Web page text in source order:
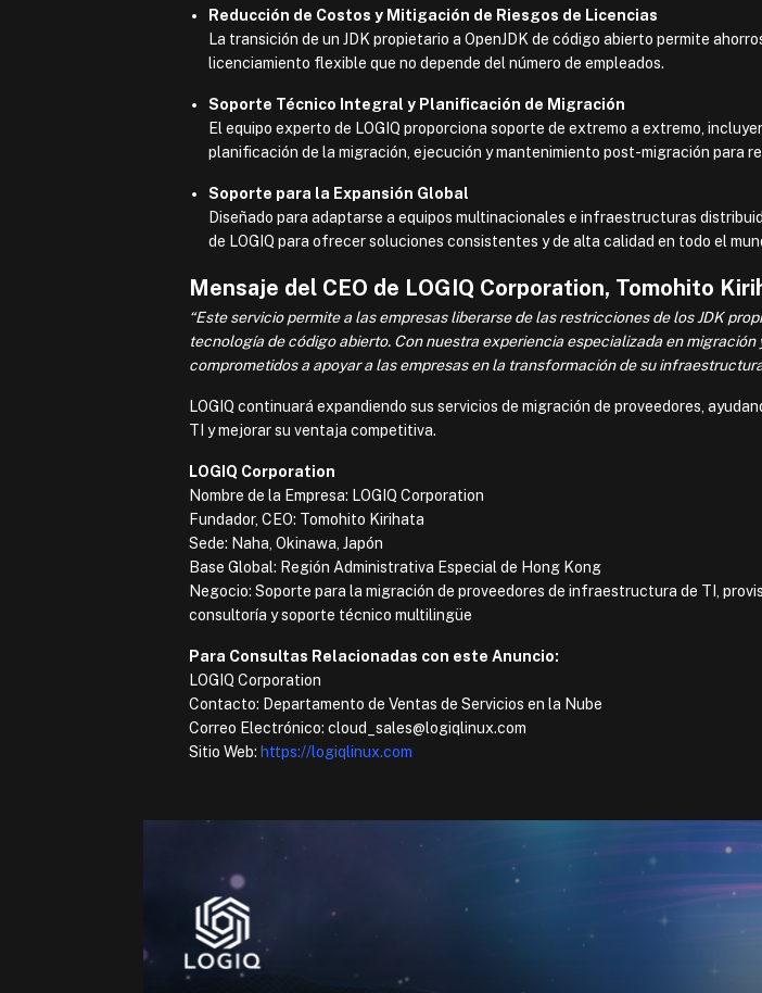
Reducción de Costos y Mitigación de Riesgos de Licencias
La transición de un JDK propietario a OpenJDK de código abierto permite
licenciamiento flexible que no depende del número de empleados.
Soporte Técnico Integral y Planificación de Migración
El equipo experto de LOGIQ proporciona soporte de extremo a extremo,
planificación de la migración, ejecución y mantenimiento post-migración para
Soporte para la Expansión Global
Diseñado para adaptarse a equipos multinacionales e infraestructuras
de LOGIQ para ofrecer soluciones consistentes y de alta calidad en todo el
Mensaje del CEO de LOGIQ Corporation, Tomohito
“Este servicio permite a las empresas liberarse de las restricciones de los JDK
tecnología de código abierto. Con nuestra experiencia especializada en
comprometidos a apoyar a las empresas en la transformación de su infraestructura
LOGIQ continuará expandiendo sus servicios de migración de proveedores,
TI y mejorar su ventaja competitiva.
LOGIQ Corporation
Nombre de la Empresa: LOGIQ Corporation
Fundador, CEO: Tomohito Kirihata
Sede: Naha, Okinawa, Japón
Base Global: Región Administrativa Especial de Hong Kong
Negocio: Soporte para la migración de proveedores de infraestructura de TI,
consultoría y soporte técnico multilingüe
Para Consultas Relacionadas con este Anuncio:
LOGIQ Corporation
Contacto: Departamento de Ventas de Servicios en la Nube
Correo Electrónico: cloud_sales@logiqlinux.com
Sitio Web: https://logiqlinux.com